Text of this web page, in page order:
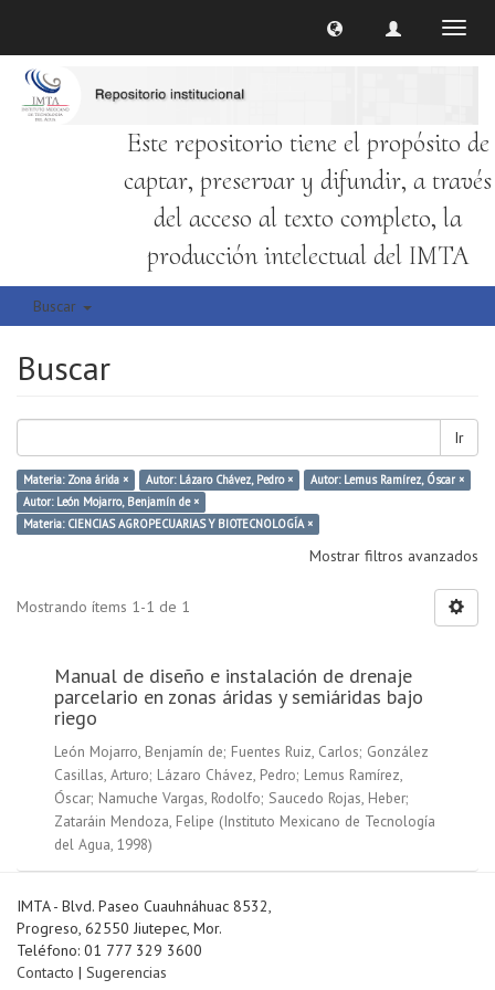
Este repositorio tiene el propósito de
captar, preservar y difundir, a través
del acceso al texto completo, la
producción intelectual del IMTA
Buscar
Buscar
Ir
Materia: Zona árida × Autor: Lázaro Chávez, Pedro ×
Autor: Lemus Ramírez, Óscar ×
Autor: León Mojarro, Benjamín de ×
Materia: CIENCIAS AGROPECUARIAS Y BIOTECNOLOGÍA ×
Mostrar filtros avanzados
Mostrando ítems 1-1 de 1
Manual de diseño e instalación de drenaje
parcelario en zonas áridas y semiáridas bajo
riego
León Mojarro, Benjamín de; Fuentes Ruiz, Carlos; González
Casillas, Arturo; Lázaro Chávez, Pedro; Lemus Ramírez,
Óscar; Namuche Vargas, Rodolfo; Saucedo Rojas, Heber;
Zataráin Mendoza, Felipe (Instituto Mexicano de Tecnología
del Agua, 1998)
IMTA - Blvd. Paseo Cuauhnáhuac 8532,
Progreso, 62550 Jiutepec, Mor.
Teléfono: 01 777 329 3600
Contacto | Sugerencias